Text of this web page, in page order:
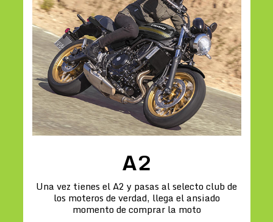
A2
Una vez tienes el A2 y pasas al selecto club de
los moteros de verdad, llega el ansiado
momento de comprar la moto